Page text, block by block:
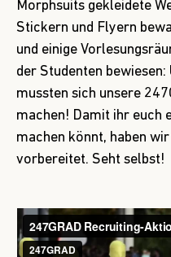
Morphsuits gekleidete
Stickern und Flyern
und einige
der Studenten
mussten sich unsere
machen! Damit ihr euch
machen könnt, haben
vorbereitet. Seht selbst!